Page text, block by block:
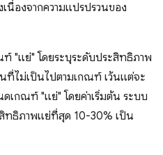
นื่องจากความแปรปรวนของ
"แย่" โดยระบุระดับประสิทธิภาพ
ไม่เป็นไปตามเกณฑ์ เว้นแต่จะ
เกณฑ์ "แย่" โดยค่าเริ่มต้น ระบบ
ทธิภาพแย่ที่สุด 10-30% เป็น